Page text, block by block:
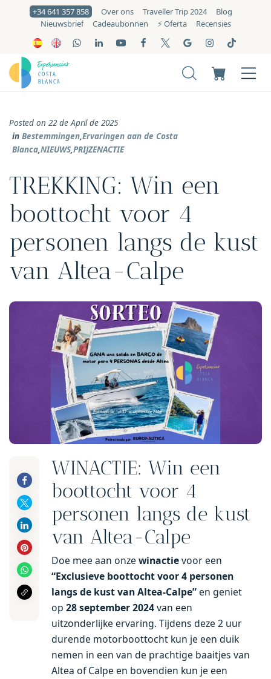
+34 641 357 858 Over ons Traveller Trip 2024
Blog
Nieuwsbrief
Cadeaubonnen ⚡️ Oferta Recensies
Posted on 22 de April de 2025
in Bestemmingen,Ervaringen aan de Costa
Blanca,NIEUWS,PRIJZENACTIE
TREKKING: Win een
boottocht voor 4
personen langs de kust
van Altea-Calpe
WINACTIE: Win een
boottocht voor 4
personen langs de kust
van Altea-Calpe
Doe mee aan onze winactievoor een
“Exclusieve boottocht voor 4 personen
langs de kust van Altea-Calpe”en geniet
op 28 september 2024van een
uitzonderlijke ervaring. Tijdens deze 2 uur
durende motorboottocht kun je een duik
nemen in een van de prachtige baaitjes van
Altea of Calpe en bovendien kun je een